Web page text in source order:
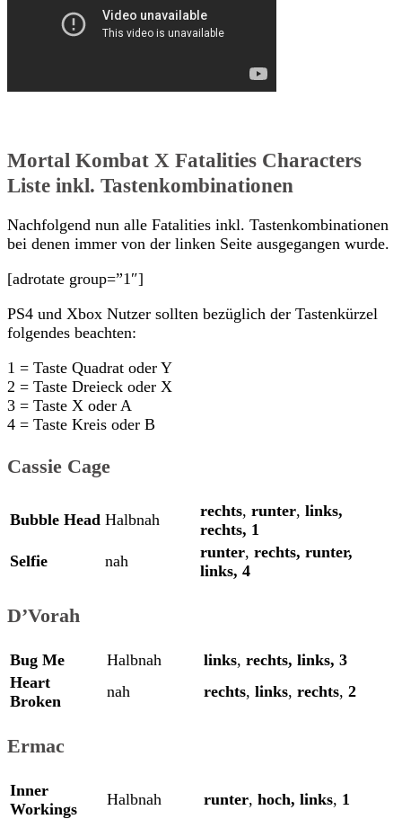
Mortal Kombat X Fatalities Characters
Liste inkl. Tastenkombinationen
Nachfolgend nun alle Fatalities inkl. Tastenkombinationen
bei denen immer von der linken Seite ausgegangen wurde.
[adrotate group=”1″]
PS4 und Xbox Nutzer sollten bezüglich der Tastenkürzel
folgendes beachten:
1 = Taste Quadrat oder Y
2 = Taste Dreieck oder X
3 = Taste X oder A
4 = Taste Kreis oder B
Cassie Cage
Bubble Head Halbnah rechts, runter, links,
rechts, 1
Selfie
nah runter, rechts, runter,
links, 4
D’Vorah
Bug Me Halbnah links, rechts, links, 3
Heart
Broken
nah rechts, links, rechts, 2
Ermac
Inner
Workings
Halbnah runter, hoch, links, 1